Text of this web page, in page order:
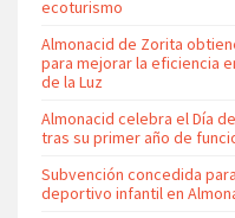
ecoturismo
Almonacid de Zorita
para mejorar la eficiencia
de la Luz
Almonacid celebra el Día
tras su primer año de
Subvención concedida
deportivo infantil en